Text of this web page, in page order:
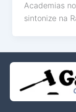
Academias
sintonize na